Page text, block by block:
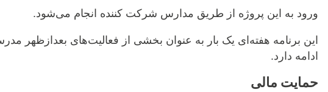
ورود به این پروژه از طریق مدارس شرکت کننده انجام می‌شود.
این برنامه هفته‌ای یک بار به عنوان بخشی از فعالیت‌های بعدازظهر
ادامه دارد.
حمایت مالی